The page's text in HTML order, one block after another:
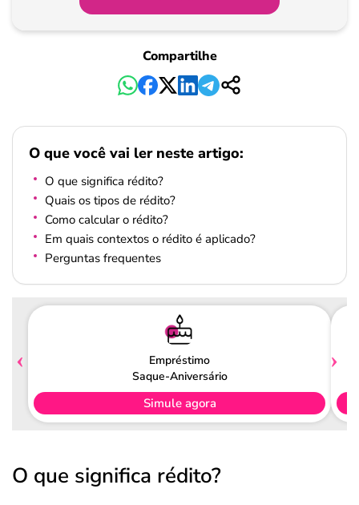
Compartilhe
O que você vai ler neste artigo:
O que significa rédito?
Quais os tipos de rédito?
Como calcular o rédito?
Em quais contextos o rédito é aplicado?
Perguntas frequentes
Empréstimo
Saque-Aniversário
Simule agora
O que significa rédito?